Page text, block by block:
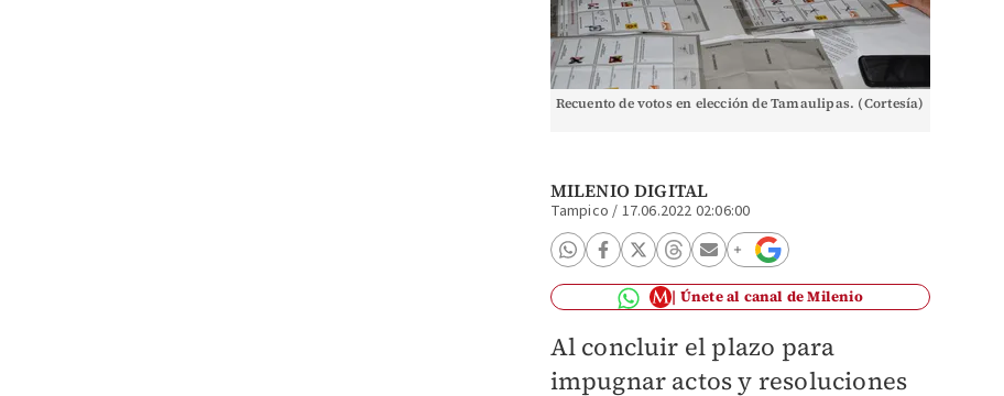
Recuento de votos en elección de Tamaulipas. (Cortesía)
MILENIO DIGITAL
Tampico / 17.06.2022 02:06:00
Únete al canal de Milenio
Al concluir el plazo para
impugnar actos y resoluciones